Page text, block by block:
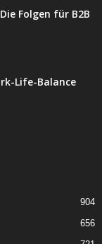
Folgen für B2B
Life-Balance
904
656